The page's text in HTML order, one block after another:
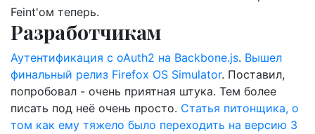
Feint'ом теперь.
Разработчикам
Аутентификация с oAuth2 на Backbone.js. Вышел
финальный релиз Firefox OS Simulator. Поставил,
попробовал - очень приятная штука. Тем более
писать под неё очень просто. Статья питонщика, о
том как ему тяжело было переходить на версию 3